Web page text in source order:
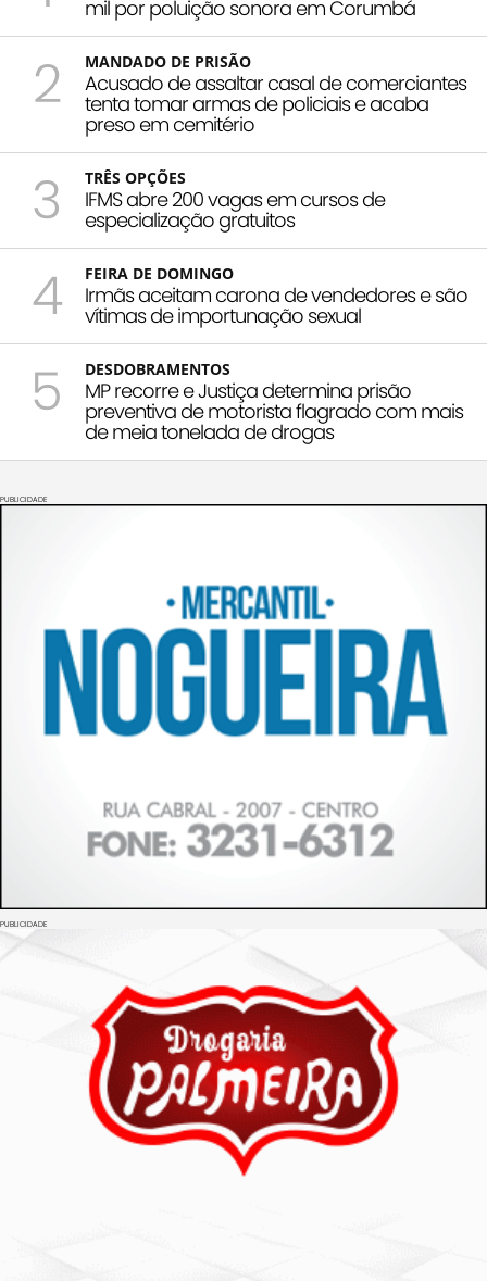
mil por poluição sonora em Corumbá
2 MANDADO DE PRISÃO
Acusado de assaltar casal de comerciantes
tenta tomar armas de policiais e acaba
preso em cemitério
3 TRÊS OPÇÕES
IFMS abre 200 vagas em cursos de
especialização gratuitos
4 FEIRA DE DOMINGO
Irmãs aceitam carona de vendedores e são
vítimas de importunação sexual
5 DESDOBRAMENTOS
MP recorre e Justiça determina prisão
preventiva de motorista flagrado com mais
de meia tonelada de drogas
PUBLICIDADE
PUBLICIDADE